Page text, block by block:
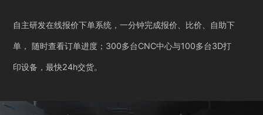
自主研发在线报价下单系统，一分钟完成报价、比价、自助下
单， 随时查看订单进度；300多台CNC中心与100多台3D打
印设备，最快24h交货。